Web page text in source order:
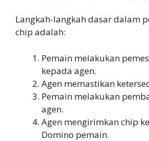
Langkah-langkah dasar dalam
chip adalah:
Pemain melakukan
kepada agen.
Agen memastikan
Pemain melakukan
agen.
Agen mengirimkan chip
Domino pemain.